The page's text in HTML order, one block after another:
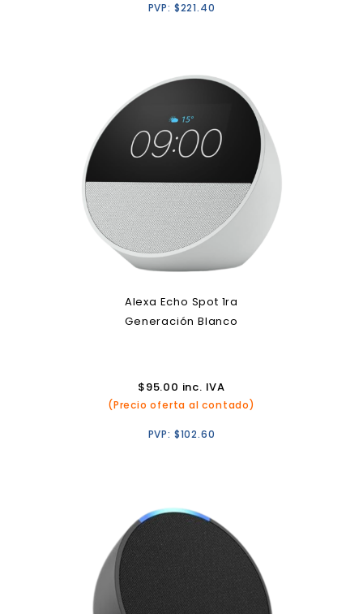
PVP: $221.40
Alexa Echo Spot 1ra
Generación Blanco
$95.00 inc. IVA
(Precio oferta al contado)
PVP: $102.60